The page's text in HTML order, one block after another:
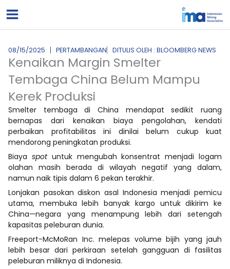
ke
08/15/2025 PERTAMBANGAN DITULIS OLEH : BLOOMBERG NEWS
Kenaikan Margin Smelter
Tembaga China Belum Mampu
Kerek Produksi
Smelter tembaga di China mendapat sedikit ruang
bernapas dari kenaikan biaya pengolahan, kendati
perbaikan profitabilitas ini dinilai belum cukup kuat
mendorong peningkatan produksi.
Biaya spotuntuk mengubah konsentrat menjadi logam
olahan masih berada di wilayah negatif yang dalam,
namun naik tipis dalam 6 pekan terakhir.
Lonjakan pasokan diskon asal Indonesia menjadi pemicu
utama, membuka lebih banyak kargo untuk dikirim ke
China—negara yang menampung lebih dari setengah
kapasitas peleburan dunia.
Freeport-McMoRan Inc. melepas volume bijih yang jauh
lebih besar dari perkiraan setelah gangguan di fasilitas
peleburan miliknya di Indonesia.